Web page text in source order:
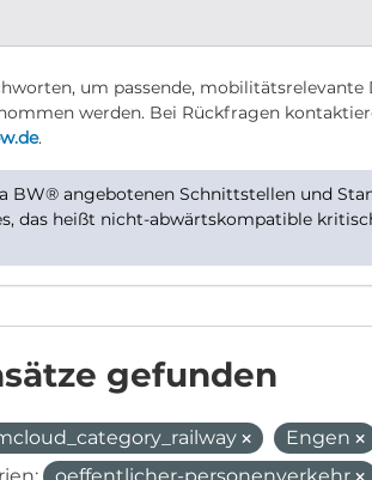
um passende,
werden. Bei Rückfragen
.
BW® angebotenen Schnittstellen und
das heißt nicht-abwärtskompatible
gefunden
Engen